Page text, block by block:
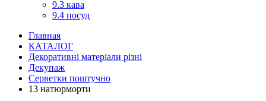
9.3 кава
9.4 посуд
Главная
КАТАЛОГ
Декоративні матеріали різні
Декупаж
Серветки поштучно
13 натюрморти